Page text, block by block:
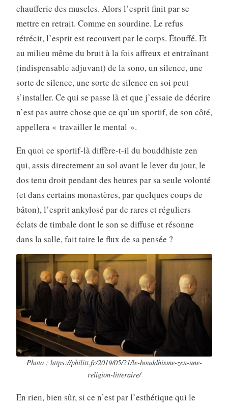
chaufferie des muscles. Alors l’esprit finit par se
mettre en retrait. Comme en sourdine. Le refus
rétrécit, l’esprit est recouvert par le corps. Étouffé. Et
au milieu même du bruit à la fois affreux et entraînant
(indispensable adjuvant) de la sono, un silence, une
sorte de silence, une sorte de silence en soi peut
s’installer. Ce qui se passe là et que j’essaie de décrire
n’est pas autre chose que ce qu’un sportif, de son côté,
appellera « travailler le mental ».
En quoi ce sportif-là diffère-t-il du bouddhiste zen
qui, assis directement au sol avant le lever du jour, le
dos tenu droit pendant des heures par sa seule volonté
(et dans certains monastères, par quelques coups de
bâton), l’esprit ankylosé par de rares et réguliers
éclats de timbale dont le son se diffuse et résonne
dans la salle, fait taire le flux de sa pensée ?
Photo : https://philitt.fr/2019/05/21/le-bouddhisme-zen-une-
religion-litteraire/
En rien, bien sûr, si ce n’est par l’esthétique qui le